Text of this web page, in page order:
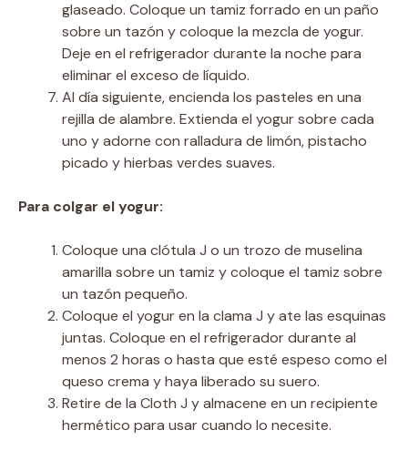
glaseado. Coloque un tamiz forrado en un paño
sobre un tazón y coloque la mezcla de yogur.
Deje en el refrigerador durante la noche para
eliminar el exceso de líquido.
Al día siguiente, encienda los pasteles en una
rejilla de alambre. Extienda el yogur sobre cada
uno y adorne con ralladura de limón, pistacho
picado y hierbas verdes suaves.
Para colgar el yogur:
Coloque una clótula J o un trozo de muselina
amarilla sobre un tamiz y coloque el tamiz sobre
un tazón pequeño.
Coloque el yogur en la clama J y ate las esquinas
juntas. Coloque en el refrigerador durante al
menos 2 horas o hasta que esté espeso como el
queso crema y haya liberado su suero.
Retire de la Cloth J y almacene en un recipiente
hermético para usar cuando lo necesite.